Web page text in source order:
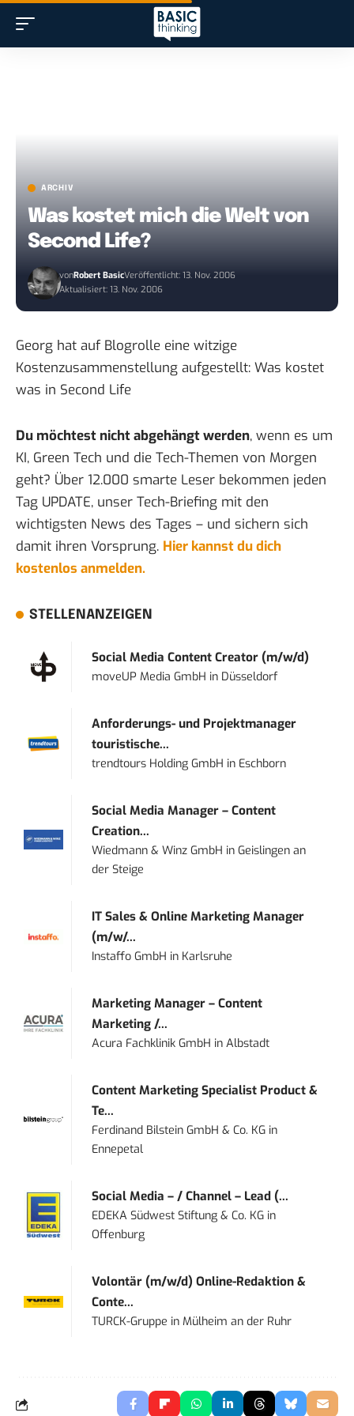
ARCHIV
Was kostet mich die Welt von
Second Life?
vonRobert BasicVeröffentlicht: 13. Nov. 2006
Aktualisiert: 13. Nov. 2006
Georg hat auf Blogrolle eine witzige
Kostenzusammenstellung aufgestellt: Was kostet
was in Second Life
Du möchtest nicht abgehängt werden, wenn es um
KI, Green Tech und die Tech-Themen von Morgen
geht? Über 12.000 smarte Leser bekommen jeden
Tag UPDATE, unser Tech-Briefing mit den
wichtigsten News des Tages – und sichern sich
damit ihren Vorsprung. Hier kannst du dich
kostenlos anmelden.
STELLENANZEIGEN
Social Media Content Creator (m/w/d)
moveUP Media GmbH in Düsseldorf
Anforderungs- und Projektmanager
touristische...
trendtours Holding GmbH in Eschborn
Social Media Manager – Content
Creation...
Wiedmann & Winz GmbH inGeislingen an
der Steige
IT Sales & Online Marketing Manager
(m/w/...
Instaffo GmbH in Karlsruhe
Marketing Manager – Content
Marketing /...
Acura Fachklinik GmbH inAlbstadt
Content Marketing Specialist Product &
Te...
Ferdinand Bilstein GmbH & Co. KG in
Ennepetal
Social Media – / Channel – Lead (...
EDEKA Südwest Stiftung & Co. KG in
Offenburg
Volontär (m/w/d) Online-Redaktion &
Conte...
TURCK-Gruppe inMülheim an der Ruhr